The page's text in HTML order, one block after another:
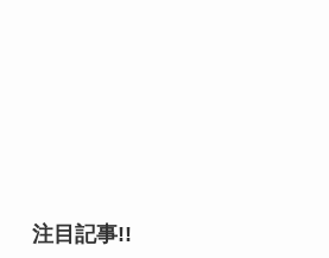
注目記事!!